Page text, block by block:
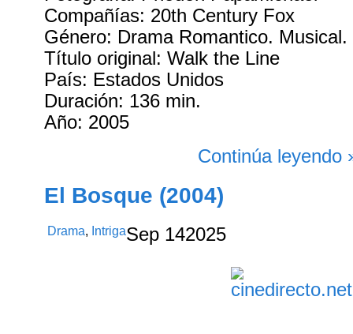
Compañías: 20th Century Fox
Género: Drama Romantico.
Título original: Walk the Line
País: Estados Unidos
Duración: 136 min.
Año: 2005
Continúa leyendo
El Bosque (2004)
Drama, IntrigaSep 142025